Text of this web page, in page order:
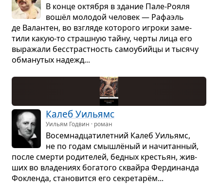
В конце октя­бря в зда­ние Пале-Рояля
вошёл моло­дой чело­век — Рафа­эль
де Валан­тен, во взгляде кото­рого игроки заме­
тили какую-то страш­ную тайну, черты лица его
выра­жали бес­страст­ность само­убийцы и тысячу
обма­ну­тых надежд...
Калеб Уильямс
Уильям Годвин · роман
Восем­на­дца­ти­лет­ний Калеб Уильямc,
не по годам смышлё­ный и начи­тан­ный,
после смерти роди­те­лей, бед­ных кре­стьян, жив­
ших во вла­де­ниях бога­того сквайра Фер­ди­нанда
Фокленда, ста­но­вится его секре­тарём...